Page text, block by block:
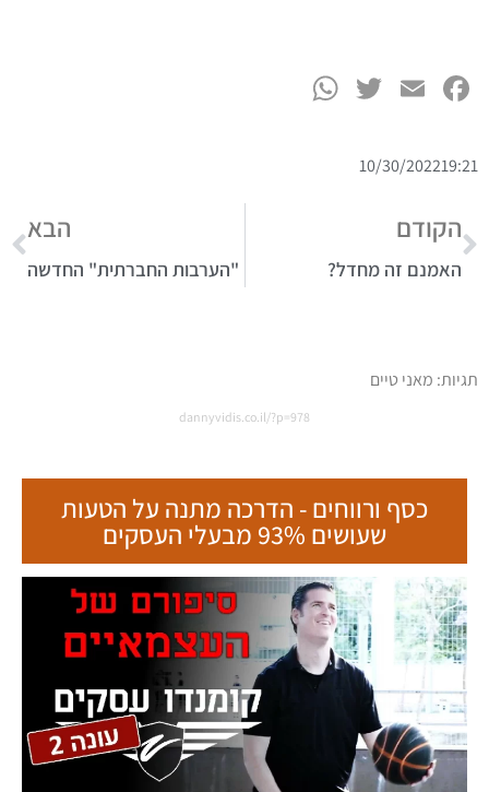
Facebook
Email
Twitter
19:21
10/30/2022
הקודם
האמנם זה מחדל?
הבא
"הערבות החברתית" החדשה
תגיות: מאני טיים
dannyvidis.co.il/?p=978
כסף ורווחים - הדרכה מתנה על הטעות
שעושים 93% מבעלי העסקים